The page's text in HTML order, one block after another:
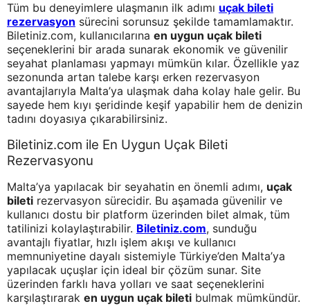
Tüm bu deneyimlere ulaşmanın ilk adımı uçak bileti
rezervasyon sürecini sorunsuz şekilde tamamlamaktır.
Biletiniz.com, kullanıcılarına en uygun uçak bileti
seçeneklerini bir arada sunarak ekonomik ve güvenilir
seyahat planlaması yapmayı mümkün kılar. Özellikle yaz
sezonunda artan talebe karşı erken rezervasyon
avantajlarıyla Malta’ya ulaşmak daha kolay hale gelir. Bu
sayede hem kıyı şeridinde keşif yapabilir hem de denizin
tadını doyasıya çıkarabilirsiniz.
Biletiniz.com ile En Uygun Uçak Bileti
Rezervasyonu
Malta’ya yapılacak bir seyahatin en önemli adımı, uçak
bileti rezervasyon sürecidir. Bu aşamada güvenilir ve
kullanıcı dostu bir platform üzerinden bilet almak, tüm
tatilinizi kolaylaştırabilir. Biletiniz.com, sunduğu
avantajlı fiyatlar, hızlı işlem akışı ve kullanıcı
memnuniyetine dayalı sistemiyle Türkiye’den Malta’ya
yapılacak uçuşlar için ideal bir çözüm sunar. Site
üzerinden farklı hava yolları ve saat seçeneklerini
karşılaştırarak en uygun uçak bileti bulmak mümkündür.